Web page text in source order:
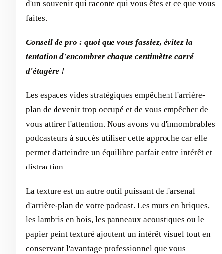
d'un souvenir qui raconte qui vous êtes et ce que vous
faites.
Conseil de pro : quoi que vous fassiez, évitez la
tentation d'encombrer chaque centimètre carré
d'étagère !
Les espaces vides stratégiques empêchent l'arrière-
plan de devenir trop occupé et de vous empêcher de
vous attirer l'attention. Nous avons vu d'innombrables
podcasteurs à succès utiliser cette approche car elle
permet d'atteindre un équilibre parfait entre intérêt et
distraction.
La texture est un autre outil puissant de l'arsenal
d'arrière-plan de votre podcast. Les murs en briques,
les lambris en bois, les panneaux acoustiques ou le
papier peint texturé ajoutent un intérêt visuel tout en
conservant l'avantage professionnel que vous